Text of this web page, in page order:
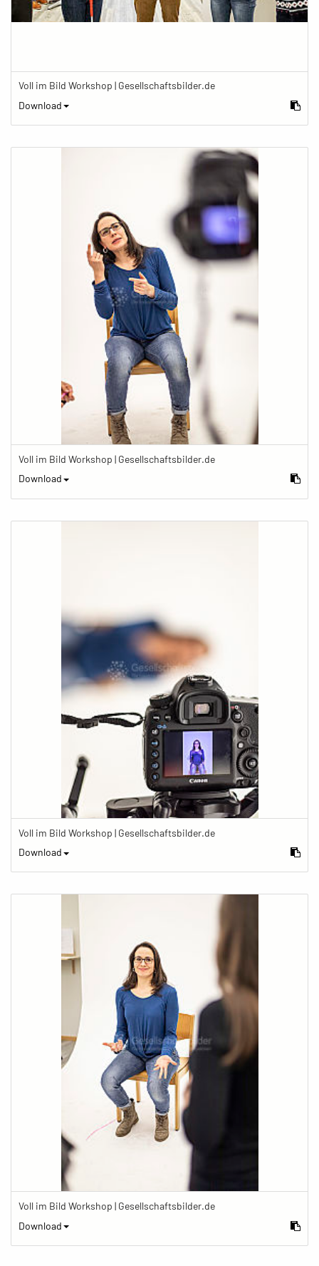
Voll im Bild Workshop | Gesellschaftsbilder.de
Download
Voll im Bild Workshop | Gesellschaftsbilder.de
Download
Voll im Bild Workshop | Gesellschaftsbilder.de
Download
Voll im Bild Workshop | Gesellschaftsbilder.de
Download